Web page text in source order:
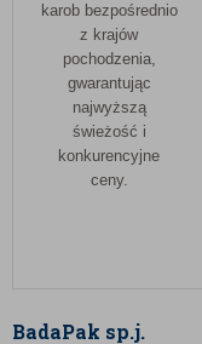
karob bezpośrednio
z krajów
pochodzenia,
gwarantując
najwyższą
świeżość i
konkurencyjne
ceny.
BadaPak sp.j.